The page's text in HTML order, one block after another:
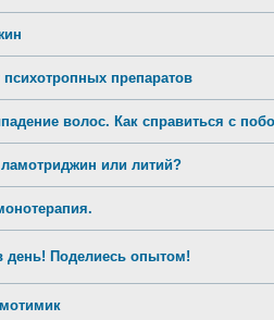
препаратов
волос. Как справиться с
или литий?
день! Поделиесь опытом!